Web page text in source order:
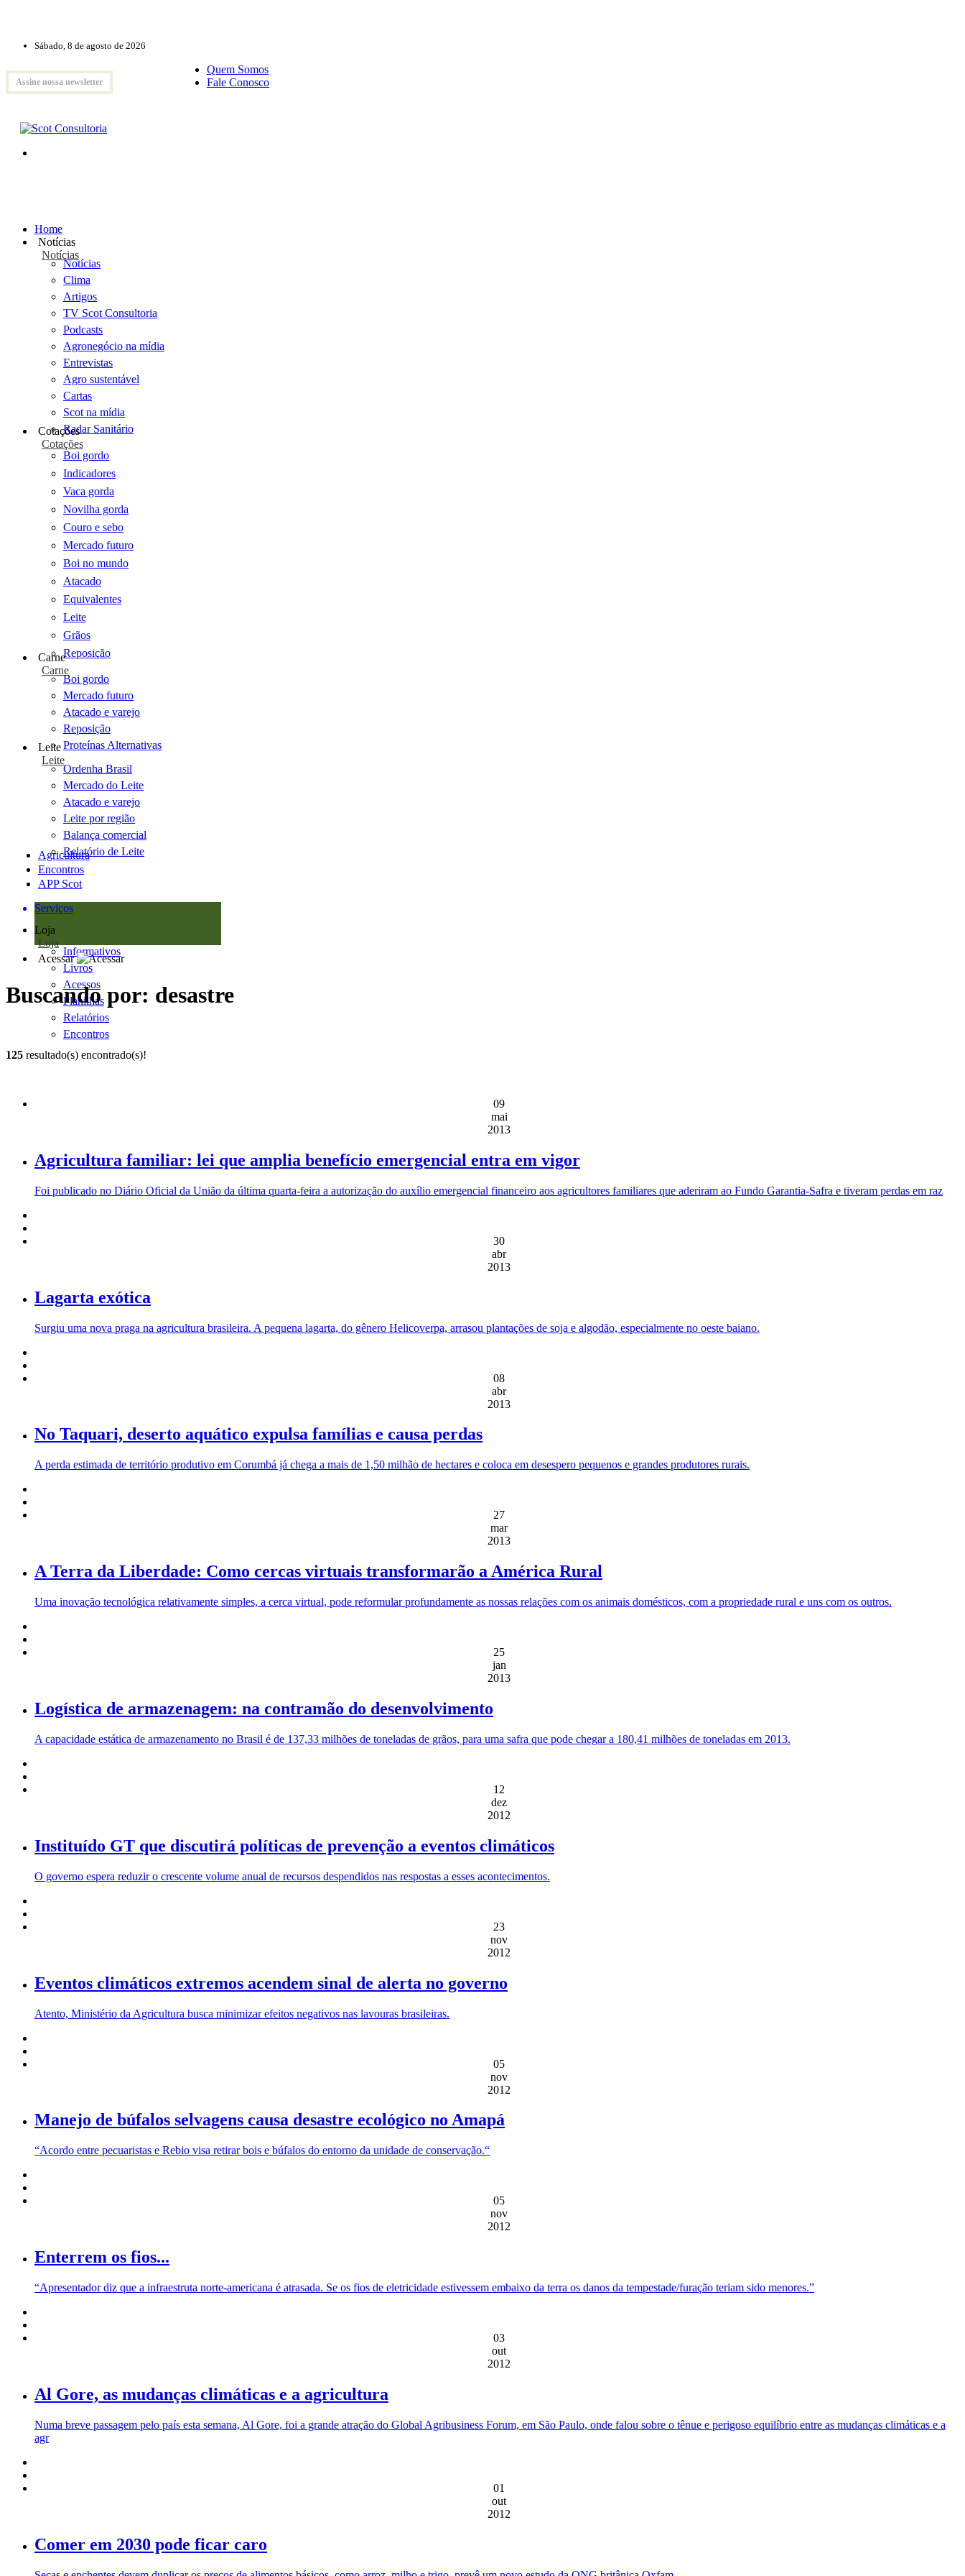
Sábado, 8 de agosto de 2026
Assine nossa newsletter
Quem Somos
Fale Conosco
Home
Notícias
Notícias
Notícias
Clima
Artigos
TV Scot Consultoria
Podcasts
Agronegócio na mídia
Entrevistas
Agro sustentável
Cartas
Scot na mídia
Radar Sanitário
Cotações
Cotações
Boi gordo
Indicadores
Vaca gorda
Novilha gorda
Couro e sebo
Mercado futuro
Boi no mundo
Atacado
Equivalentes
Leite
Grãos
Reposição
Carne
Carne
Boi gordo
Mercado futuro
Atacado e varejo
Reposição
Proteínas Alternativas
Leite
Leite
Ordenha Brasil
Mercado do Leite
Atacado e varejo
Leite por região
Balança comercial
Relatório de Leite
Agricultura
Encontros
APP Scot
Serviços
Loja
Loja
Informativos
Livros
Acessos
Planilhas
Relatórios
Encontros
Acessar
Buscando por: desastre
125 resultado(s) encontrado(s)!
09
mai
2013
Agricultura familiar: lei que amplia benefício emergencial entra em vigor
Foi publicado no Diário Oficial da União da última quarta-feira a autorização do auxílio emergencial financeiro aos agricultores familiares que aderiram ao Fundo Garantia-Safra e tiveram perdas em raz
30
abr
2013
Lagarta exótica
Surgiu uma nova praga na agricultura brasileira. A pequena lagarta, do gênero Helicoverpa, arrasou plantações de soja e algodão, especialmente no oeste baiano.
08
abr
2013
No Taquari, deserto aquático expulsa famílias e causa perdas
A perda estimada de território produtivo em Corumbá já chega a mais de 1,50 milhão de hectares e coloca em desespero pequenos e grandes produtores rurais.
27
mar
2013
A Terra da Liberdade: Como cercas virtuais transformarão a América Rural
Uma inovação tecnológica relativamente simples, a cerca virtual, pode reformular profundamente as nossas relações com os animais domésticos, com a propriedade rural e uns com os outros.
25
jan
2013
Logística de armazenagem: na contramão do desenvolvimento
A capacidade estática de armazenamento no Brasil é de 137,33 milhões de toneladas de grãos, para uma safra que pode chegar a 180,41 milhões de toneladas em 2013.
12
dez
2012
Instituído GT que discutirá políticas de prevenção a eventos climáticos
O governo espera reduzir o crescente volume anual de recursos despendidos nas respostas a esses acontecimentos.
23
nov
2012
Eventos climáticos extremos acendem sinal de alerta no governo
Atento, Ministério da Agricultura busca minimizar efeitos negativos nas lavouras brasileiras.
05
nov
2012
Manejo de búfalos selvagens causa desastre ecológico no Amapá
“Acordo entre pecuaristas e Rebio visa retirar bois e búfalos do entorno da unidade de conservação.“
05
nov
2012
Enterrem os fios...
“Apresentador diz que a infraestruta norte-americana é atrasada. Se os fios de eletricidade estivessem embaixo da terra os danos da tempestade/furação teriam sido menores.”
03
out
2012
Al Gore, as mudanças climáticas e a agricultura
Numa breve passagem pelo país esta semana, Al Gore, foi a grande atração do Global Agribusiness Forum, em São Paulo, onde falou sobre o tênue e perigoso equilíbrio entre as mudanças climáticas e a
agr
01
out
2012
Comer em 2030 pode ficar caro